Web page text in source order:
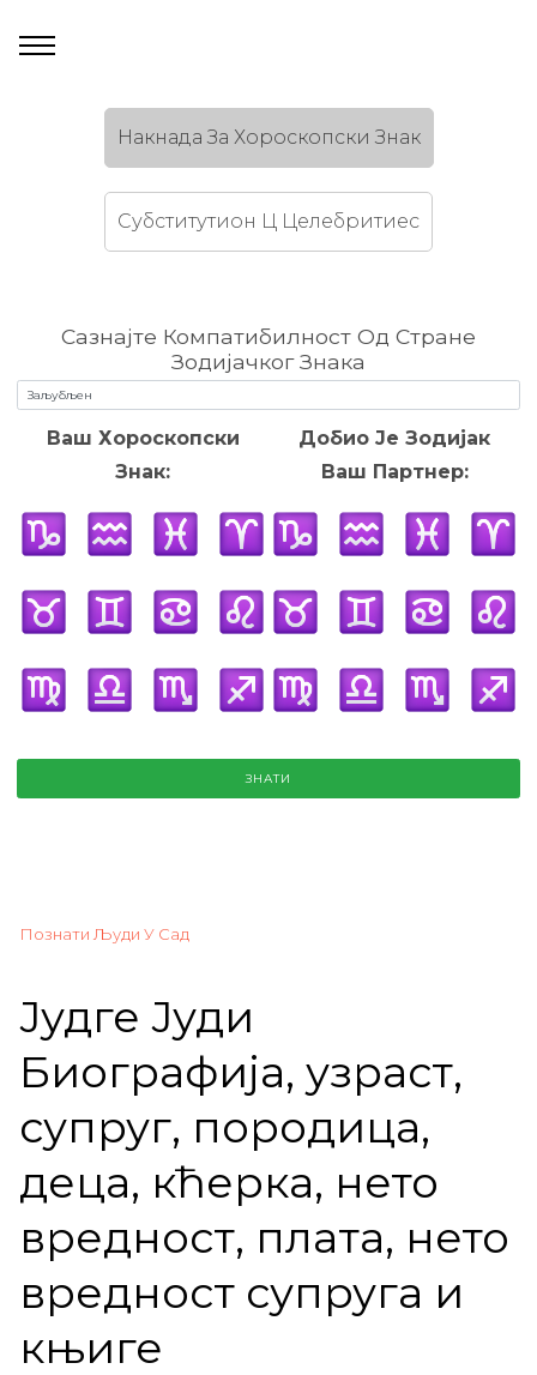
Накнада За Хороскопски Знак
Субститутион Ц Целебритиес
Сазнајте Компатибилност Од Стране
Зодијачког Знака
Ваш Хороскопски
Знак:
Добио Је Зодијак
Ваш Партнер:
ЗНАТИ
Познати Људи У Сад
Јудге Јуди
Биографија, узраст,
супруг, породица,
деца, кћерка, нето
вредност, плата, нето
вредност супруга и
књиге